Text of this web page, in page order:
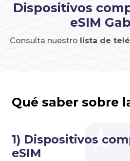
Dispositivos
eSIM
Consulta nuestro lista de
Qué saber sobre
1) Dispositivos
eSIM